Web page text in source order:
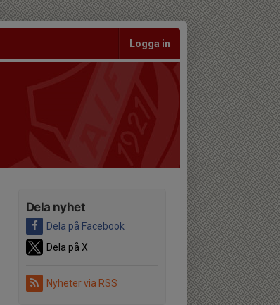
Logga in
Dela nyhet
Dela på Facebook
Dela på X
Nyheter via RSS